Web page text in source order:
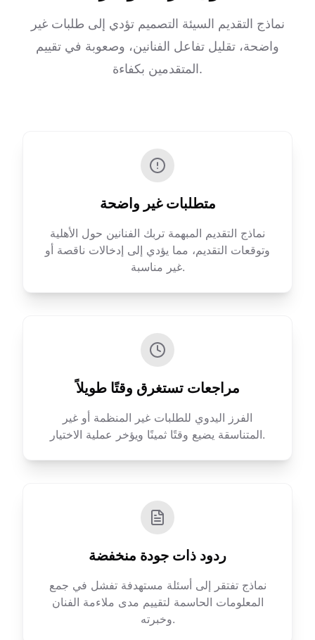
نماذج التقديم السيئة التصميم تؤدي إلى طلبات غير
واضحة، تقليل تفاعل الفنانين، وصعوبة في تقييم
المتقدمين بكفاءة.
متطلبات غير واضحة
نماذج التقديم المبهمة تربك الفنانين حول الأهلية
وتوقعات التقديم، مما يؤدي إلى إدخالات ناقصة أو
غير مناسبة.
مراجعات تستغرق وقتًا طويلاً
الفرز اليدوي للطلبات غير المنظمة أو غير
المتناسقة يضيع وقتًا ثمينًا ويؤخر عملية الاختيار.
ردود ذات جودة منخفضة
نماذج تفتقر إلى أسئلة مستهدفة تفشل في جمع
المعلومات الحاسمة لتقييم مدى ملاءمة الفنان
وخبرته.